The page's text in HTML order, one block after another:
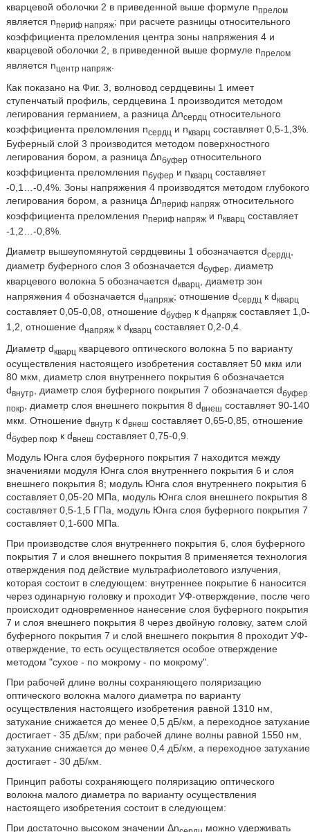
кварцевой оболочки 2 в приведенной выше формуле nпрелом
является nпериф напряж; при расчете разницы относительного
коэффициента преломления центра зоны напряжения 4 и
кварцевой оболочки 2, в приведенной выше формуле nпрелом
является nцентр напряж.
Как показано на Фиг. 3, волновод сердцевины 1 имеет
ступенчатый профиль, сердцевина 1 производится методом
легирования германием, а разница Δnсердц относительного
коэффициента преломления nсердц и nкварц составляет 0,5-1,3%.
Буферный слой 3 производится методом поверхностного
легирования бором, а разница Δnбуфер относительного
коэффициента преломления nбуфер и nкварц составляет
-0,1…-0,4%. Зоны напряжения 4 производятся методом глубокого
легирования бором, а разница Δnпериф напряжотносительного
коэффициента преломления nпериф напряжи nкварц составляет
-1,2…-0,8%.
Диаметр вышеупомянутой сердцевины 1 обозначается dсердц
диаметр буферного слоя 3 обозначается dбуфер, диаметр
кварцевого волокна 5 обозначается dкварц, диаметр зон
напряжения 4 обозначается dнапряж; отношение dсердц к dкварц
составляет 0,05-0,08, отношение dбуфер к dнапряжсоставляет 1,0-
1,2, отношение dнапряжк dкварц составляет 0,2-0,4.
Диаметр dкварц кварцевого оптического волокна 5 по варианту
осуществления настоящего изобретения составляет 50 мкм или
80 мкм, диаметр слоя внутреннего покрытия 6 обозначается
dвнутр, диаметр слоя буферного покрытия 7 обозначается dбуфер
покр
, диаметр слоя внешнего покрытия 8 dвнеш составляет 90-140
мкм. Отношение dвнутр к dвнеш составляет 0,65-0,85, отношение
dбуфер покр к dвнеш составляет 0,75-0,9.
Модуль Юнга слоя буферного покрытия 7 находится между
значениями модуля Юнга слоя внутреннего покрытия 6 и слоя
внешнего покрытия 8; модуль Юнга слоя внутреннего покрытия 6
составляет 0,05-20 МПа, модуль Юнга слоя внешнего покрытия 8
составляет 0,5-1,5 ГПа, модуль Юнга слоя буферного покрытия 7
составляет 0,1-600 МПа.
При производстве слоя внутреннего покрытия 6, слоя буферного
покрытия 7 и слоя внешнего покрытия 8 применяется технология
отверждения под действие мультрафиолетового излучения,
которая состоит в следующем: внутреннее покрытие 6 наносится
через одинарную головку и проходит УФ-отверждение, после чего
происходит одновременное нанесение слоя буферного покрытия
7 и слоя внешнего покрытия 8 через двойную головку, затем слой
буферного покрытия 7 и слой внешнего покрытия 8 проходит УФ-
отверждение, то есть осуществляется особое отверждение
методом "сухое - по мокрому - по мокрому".
При рабочей длине волны сохраняющего поляризацию
оптического волокна малого диаметра по варианту
осуществления настоящего изобретения равной 1310 нм,
затухание снижается до менее 0,5 дБ/км, а переходное затухание
достигает - 35 дБ/км; при рабочей длине волны равной 1550 нм,
затухание снижается до менее 0,4 дБ/км, а переходное затухание
достигает - 30 дБ/км.
Принцип работы сохраняющего поляризацию оптического
волокна малого диаметра по варианту осуществления
настоящего изобретения состоит в следующем:
При достаточно высоком значении Δn
можно удерживать